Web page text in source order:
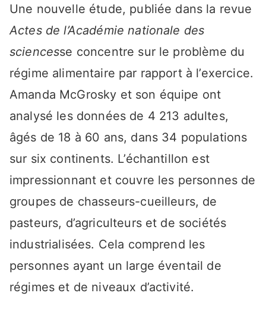
Une nouvelle étude, publiée dans la revue
Actes de l’Académie nationale des
sciencesse concentre sur le problème du
régime alimentaire par rapport à l’exercice.
Amanda McGrosky et son équipe ont
analysé les données de 4 213 adultes,
âgés de 18 à 60 ans, dans 34 populations
sur six continents. L’échantillon est
impressionnant et couvre les personnes de
groupes de chasseurs-cueilleurs, de
pasteurs, d’agriculteurs et de sociétés
industrialisées. Cela comprend les
personnes ayant un large éventail de
régimes et de niveaux d’activité.